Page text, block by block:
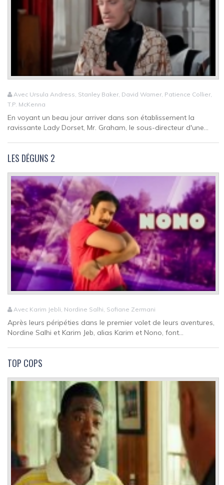
Avec Ursula Andress, Stanley Baker, David Warner, Patience Collier,
T.P. McKenna
En voyant un beau jour arriver dans son établissement la
ravissante Lady Dorset, Mr. Graham, le sous-directeur d'une...
LES DÉGUNS 2
Avec Karim Jebli, Nordine Salhi, Sofiane Zermani
Après leurs péripéties dans le premier volet de leurs aventures,
Nordine Salhi et Karim Jeb, alias Karim et Nono, font...
TOP COPS